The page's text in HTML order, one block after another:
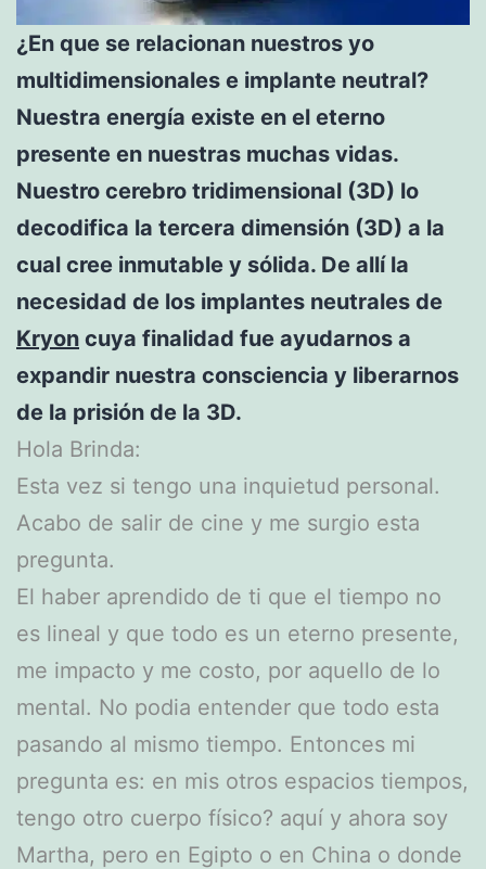
¿En que se relacionan nuestros yo
multidimensionales e implante neutral?
Nuestra energía existe en el eterno
presente en nuestras muchas vidas.
Nuestro cerebro tridimensional (3D) lo
decodifica la tercera dimensión (3D) a la
cual cree inmutable y sólida. De allí la
necesidad de los implantes neutrales de
Kryon cuya finalidad fue ayudarnos a
expandir nuestra consciencia y liberarnos
de la prisión de la 3D.
Hola Brinda:
Esta vez si tengo una inquietud personal.
Acabo de salir de cine y me surgio esta
pregunta.
El haber aprendido de ti que el tiempo no
es lineal y que todo es un eterno presente,
me impacto y me costo, por aquello de lo
mental. No podia entender que todo esta
pasando al mismo tiempo. Entonces mi
pregunta es: en mis otros espacios tiempos,
tengo otro cuerpo físico? aquí y ahora soy
Martha, pero en Egipto o en China o donde